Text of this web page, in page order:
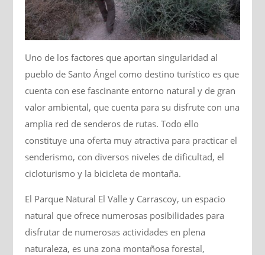
Uno de los factores que aportan singularidad al
pueblo de Santo Ángel como destino turístico es que
cuenta con ese fascinante entorno natural y de gran
valor ambiental, que cuenta para su disfrute con una
amplia red de senderos de rutas. Todo ello
constituye una oferta muy atractiva para practicar el
senderismo, con diversos niveles de dificultad, el
cicloturismo y la bicicleta de montaña.
El Parque Natural El Valle y Carrascoy, un espacio
natural que ofrece numerosas posibilidades para
disfrutar de numerosas actividades en plena
naturaleza, es una zona montañosa forestal,